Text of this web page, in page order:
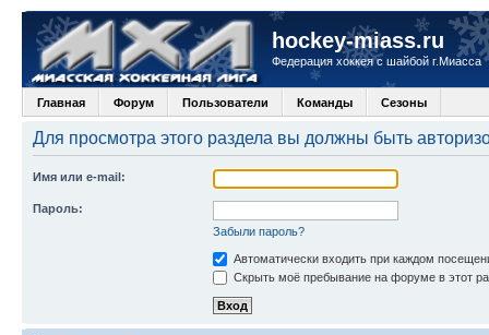
hockey-miass.ru
Федерация хоккея с шайбой г.Миасса
Главная Форум Пользователи Команды Сезоны
Для просмотра этого раздела вы должны быть
Имя или e-mail:
Пароль:
Забыли пароль?
Автоматически входить при каждом
Скрыть моё пребывание на форуме в этот